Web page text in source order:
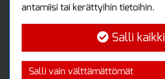
Tuottajankatu 13
Uutiskirje
antamiisi tai kerättyihin tietoihin.
Salli kaikki
Salli vain välttämättömät